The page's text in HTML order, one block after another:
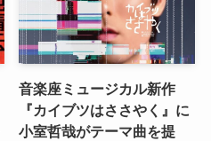
音楽座ミュージカル新作
『カイブツはささやく』に
小室哲哉がテーマ曲を提